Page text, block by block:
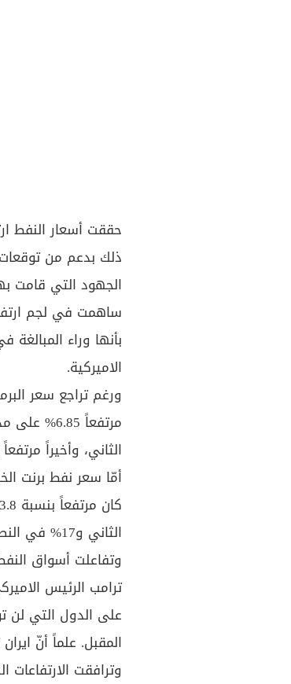
ذلك بدعم من
الجهود التي قامت
ساهمت في لجم
بأنها وراء
الاميركية.
الثاني، وأخيراً مرتفعاً بنسبة 21.5 مند
الثاني و17% في النصف الاول من العام 2018.
وتفاعلت أسواق
ترامب الرئيس
المقبل. علماً أنّ ايران تصدّر حاليّاً